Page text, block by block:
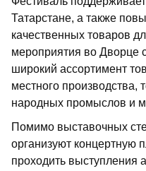
Татарстане, а также
качественных товаров
мероприятия во Дворце
широкий ассортимент
местного производства,
народных промыслов и
Помимо выставочных
организуют концертную
проходить выступления